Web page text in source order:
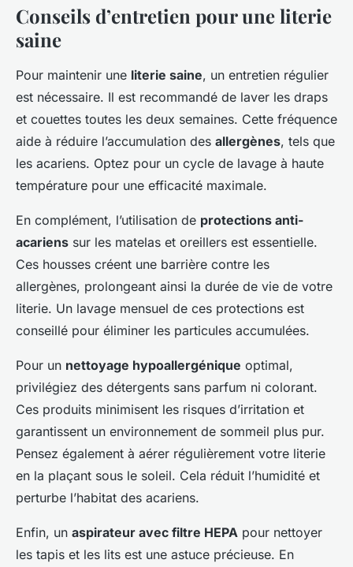
Conseils d’entretien pour une literie
saine
Pour maintenir une literie saine, un entretien régulier
est nécessaire. Il est recommandé de laver les draps
et couettes toutes les deux semaines. Cette fréquence
aide à réduire l’accumulation des allergènes, tels que
les acariens. Optez pour un cycle de lavage à haute
température pour une efficacité maximale.
En complément, l’utilisation de protections anti-
acariens sur les matelas et oreillers est essentielle.
Ces housses créent une barrière contre les
allergènes, prolongeant ainsi la durée de vie de votre
literie. Un lavage mensuel de ces protections est
conseillé pour éliminer les particules accumulées.
Pour un nettoyage hypoallergénique optimal,
privilégiez des détergents sans parfum ni colorant.
Ces produits minimisent les risques d’irritation et
garantissent un environnement de sommeil plus pur.
Pensez également à aérer régulièrement votre literie
en la plaçant sous le soleil. Cela réduit l’humidité et
perturbe l’habitat des acariens.
Enfin, un aspirateur avec filtre HEPA pour nettoyer
les tapis et les lits est une astuce précieuse. En